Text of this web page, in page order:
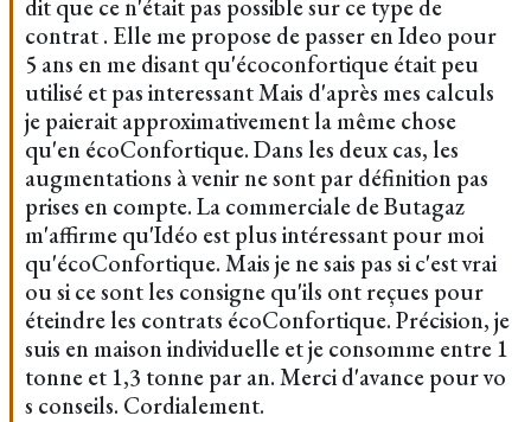
dit que ce n'était pas possible sur ce type de
contrat . Elle me propose de passer en Ideo pour
5 ans en me disant qu'écoconfortique était peu
utilisé et pas interessant Mais d'après mes calculs
je paierait approximativement la même chose
qu'en écoConfortique. Dans les deux cas, les
augmentations à venir ne sont par définition pas
prises en compte. La commerciale de Butagaz
m'affirme qu'Idéo est plus intéressant pour moi
qu'écoConfortique. Mais je ne sais pas si c'est vrai
ou si ce sont les consigne qu'ils ont reçues pour
éteindre les contrats écoConfortique. Précision, je
suis en maison individuelle et je consomme entre 1
tonne et 1,3 tonne par an. Merci d'avance pour vo
s conseils. Cordialement.